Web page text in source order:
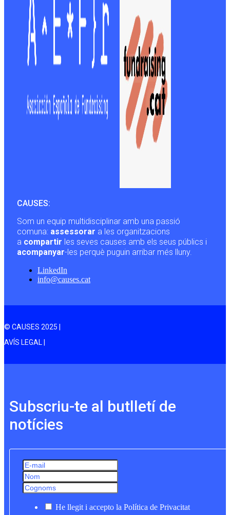
CAUSES:
Som un equip multidisciplinar amb una passió
comuna: assessorar a les organitzacions
a compartir les seves causes amb els seus públics i
acompanyar-les perquè puguin arribar més lluny.
LinkedIn
info@causes.cat
© CAUSES 2025 |
AVÍS LEGAL |
Subscriu-te al butlletí de
notícies
He llegit i accepto la Política de Privacitat